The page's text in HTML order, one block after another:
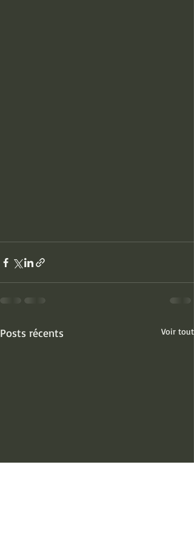
Posts récents Voir tout